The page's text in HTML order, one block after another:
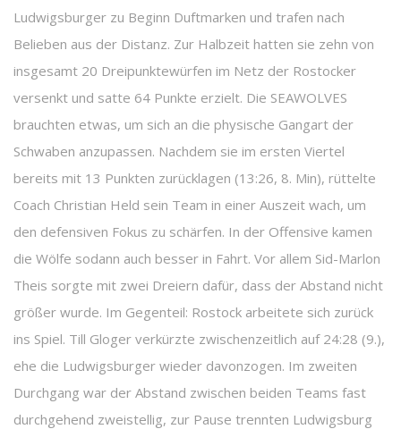
Ludwigsburger zu Beginn Duftmarken und trafen nach
Belieben aus der Distanz. Zur Halbzeit hatten sie zehn von
insgesamt 20 Dreipunktewürfen im Netz der Rostocker
versenkt und satte 64 Punkte erzielt. Die SEAWOLVES
brauchten etwas, um sich an die physische Gangart der
Schwaben anzupassen. Nachdem sie im ersten Viertel
bereits mit 13 Punkten zurücklagen (13:26, 8. Min), rüttelte
Coach Christian Held sein Team in einer Auszeit wach, um
den defensiven Fokus zu schärfen. In der Offensive kamen
die Wölfe sodann auch besser in Fahrt. Vor allem Sid-Marlon
Theis sorgte mit zwei Dreiern dafür, dass der Abstand nicht
größer wurde. Im Gegenteil: Rostock arbeitete sich zurück
ins Spiel. Till Gloger verkürzte zwischenzeitlich auf 24:28 (9.),
ehe die Ludwigsburger wieder davonzogen. Im zweiten
Durchgang war der Abstand zwischen beiden Teams fast
durchgehend zweistellig, zur Pause trennten Ludwigsburg